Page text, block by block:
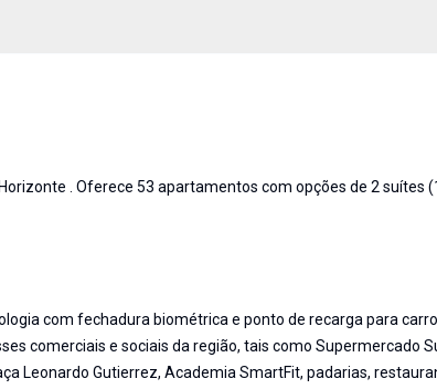
. Oferece 53 apartamentos com opções de 2 suítes
com fechadura biométrica e ponto de recarga para
comerciais e sociais da região, tais como Supermercado
Leonardo Gutierrez, Academia SmartFit, padarias,